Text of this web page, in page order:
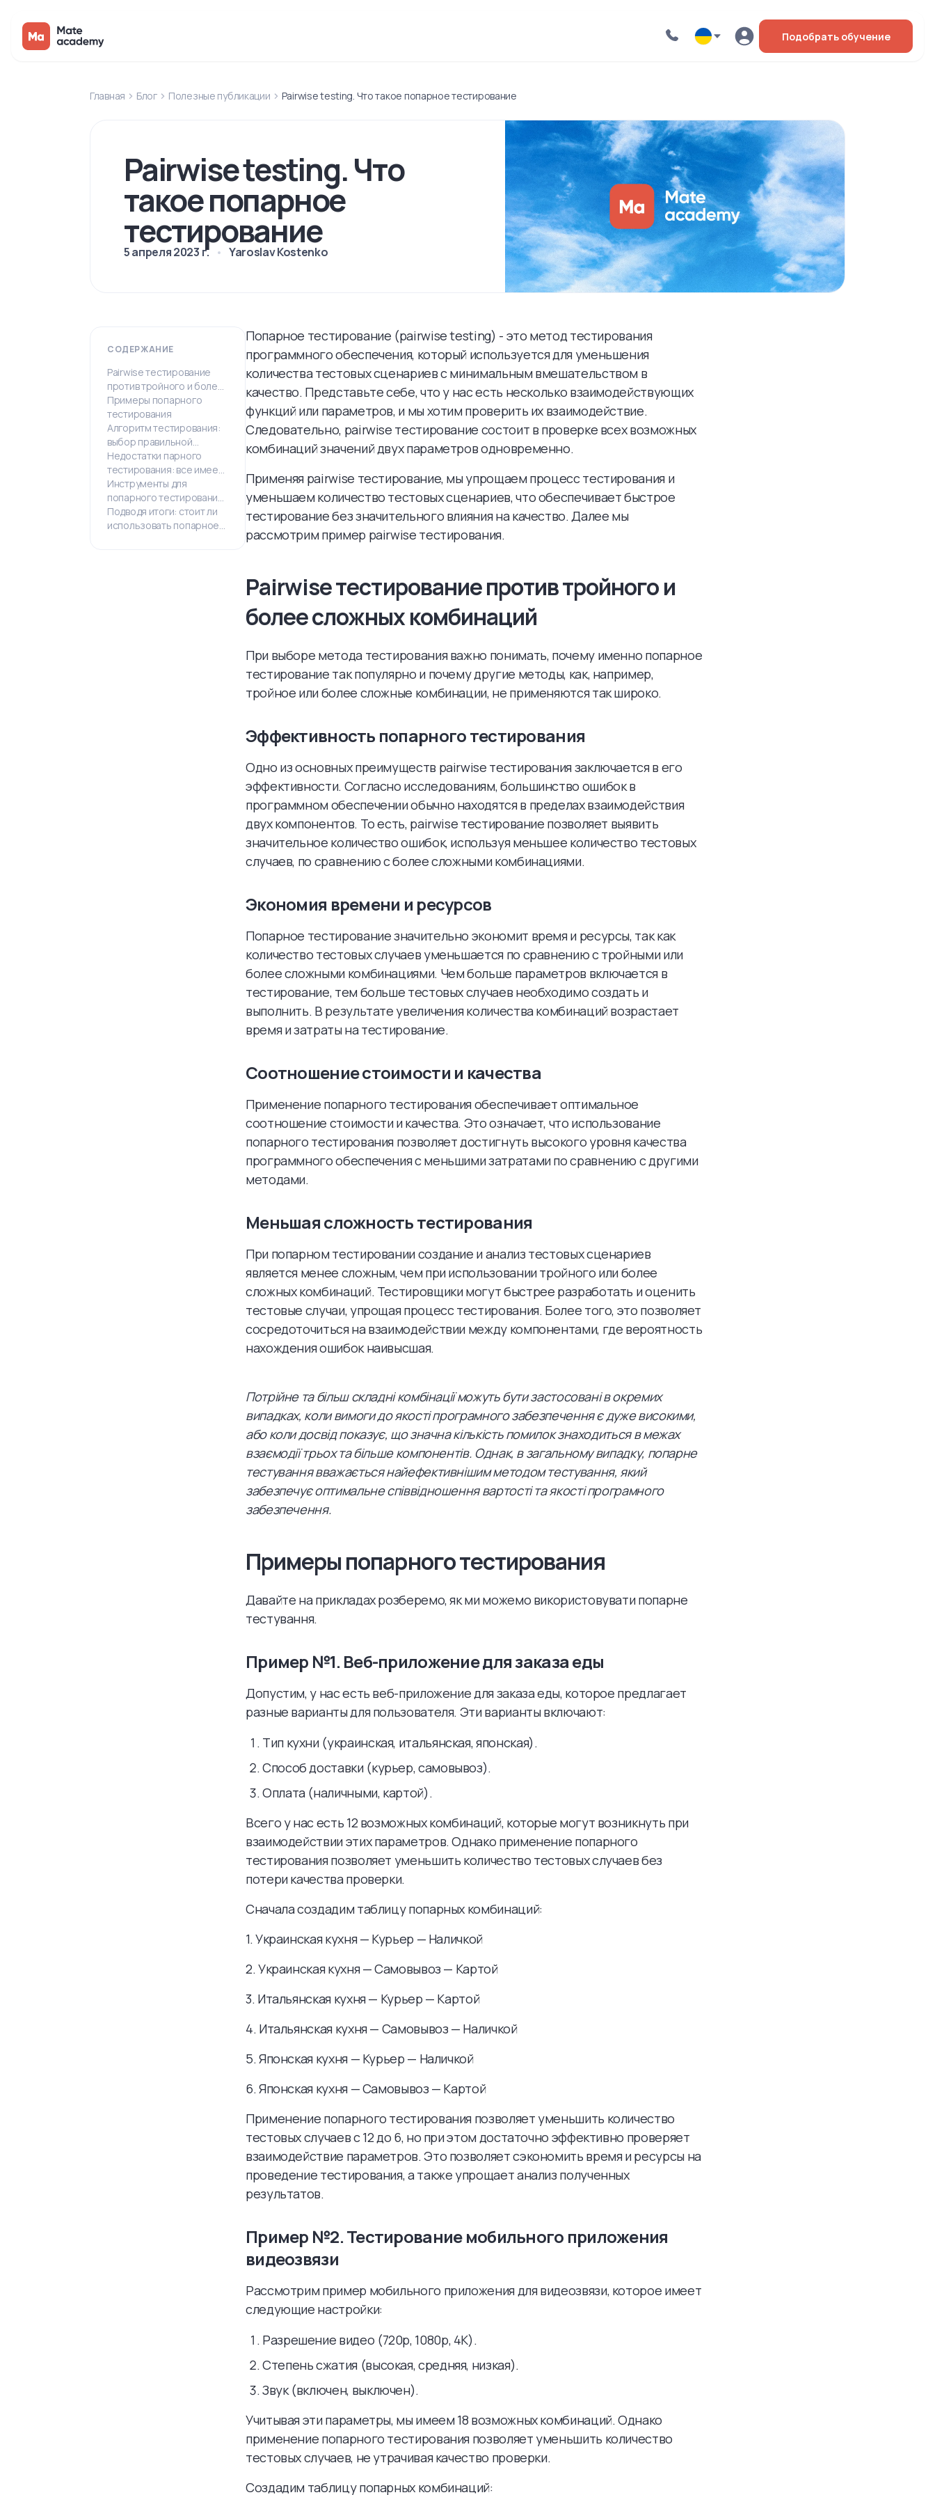
Подобрать обучение
Главная Блог Полезные публикации Pairwise testing. Что такое попарное тестирование
Pairwise testing. Что
такое попарное
тестирование
5 апреля 2023 г. Yaroslav Kostenko
СОДЕРЖАНИЕ
Pairwise тестирование
против тройного и более
сложных комбинаций
Примеры попарного
тестирования
Алгоритм тестирования:
выбор правильной
стратегии
Недостатки парного
тестирования: все имеет
свою цену
Инструменты для
попарного тестирования:
выбираем лучшее
Подводя итоги: стоит ли
использовать попарное
Попарное тестирование (pairwise testing) - это метод тестирования
программного обеспечения, который используется для уменьшения
количества тестовых сценариев с минимальным вмешательством в
качество. Представьте себе, что у нас есть несколько взаимодействующих
функций или параметров, и мы хотим проверить их взаимодействие.
Следовательно, pairwise тестирование состоит в проверке всех возможных
комбинаций значений двух параметров одновременно.
Применяя pairwise тестирование, мы упрощаем процесс тестирования и
уменьшаем количество тестовых сценариев, что обеспечивает быстрое
тестирование без значительного влияния на качество. Далее мы
рассмотрим пример pairwise тестирования.
Pairwise тестирование против тройного и
более сложных комбинаций
При выборе метода тестирования важно понимать, почему именно попарное
тестирование так популярно и почему другие методы, как, например,
тройное или более сложные комбинации, не применяются так широко.
Эффективность попарного тестирования
Одно из основных преимуществ pairwise тестирования заключается в его
эффективности. Согласно исследованиям, большинство ошибок в
программном обеспечении обычно находятся в пределах взаимодействия
двух компонентов. То есть, pairwise тестирование позволяет выявить
значительное количество ошибок, используя меньшее количество тестовых
случаев, по сравнению с более сложными комбинациями.
Экономия времени и ресурсов
Попарное тестирование значительно экономит время и ресурсы, так как
количество тестовых случаев уменьшается по сравнению с тройными или
более сложными комбинациями. Чем больше параметров включается в
тестирование, тем больше тестовых случаев необходимо создать и
выполнить. В результате увеличения количества комбинаций возрастает
время и затраты на тестирование.
Соотношение стоимости и качества
Применение попарного тестирования обеспечивает оптимальное
соотношение стоимости и качества. Это означает, что использование
попарного тестирования позволяет достигнуть высокого уровня качества
программного обеспечения с меньшими затратами по сравнению с другими
методами.
Меньшая сложность тестирования
При попарном тестировании создание и анализ тестовых сценариев
является менее сложным, чем при использовании тройного или более
сложных комбинаций. Тестировщики могут быстрее разработать и оценить
тестовые случаи, упрощая процесс тестирования. Более того, это позволяет
сосредоточиться на взаимодействии между компонентами, где вероятность
нахождения ошибок наивысшая.
Потрійне та більш складні комбінації можуть бути застосовані в окремих
випадках, коли вимоги до якості програмного забезпечення є дуже високими,
або коли досвід показує, що значна кількість помилок знаходиться в межах
взаємодії трьох та більше компонентів. Однак, в загальному випадку, попарне
тестування вважається найефективнішим методом тестування, який
забезпечує оптимальне співвідношення вартості та якості програмного
забезпечення.
Примеры попарного тестирования
Давайте на прикладах розберемо, як ми можемо використовувати попарне
тестування.
Пример №1. Веб-приложение для заказа еды
Допустим, у нас есть веб-приложение для заказа еды, которое предлагает
разные варианты для пользователя. Эти варианты включают:
Тип кухни (украинская, итальянская, японская).
Способ доставки (курьер, самовывоз).
Оплата (наличными, картой).
Всего у нас есть 12 возможных комбинаций, которые могут возникнуть при
взаимодействии этих параметров. Однако применение попарного
тестирования позволяет уменьшить количество тестовых случаев без
потери качества проверки.
Сначала создадим таблицу попарных комбинаций:
1. Украинская кухня — Курьер — Наличкой
2. Украинская кухня — Самовывоз — Картой
3. Итальянская кухня — Курьер — Картой
4. Итальянская кухня — Самовывоз — Наличкой
5. Японская кухня — Курьер — Наличкой
6. Японская кухня — Самовывоз — Картой
Применение попарного тестирования позволяет уменьшить количество
тестовых случаев с 12 до 6, но при этом достаточно эффективно проверяет
взаимодействие параметров. Это позволяет сэкономить время и ресурсы на
проведение тестирования, а также упрощает анализ полученных
результатов.
Пример №2. Тестирование мобильного приложения
видеозвязи
Рассмотрим пример мобильного приложения для видеозвязи, которое имеет
следующие настройки:
Разрешение видео (720p, 1080p, 4K).
Степень сжатия (высокая, средняя, низкая).
Звук (включен, выключен).
Учитывая эти параметры, мы имеем 18 возможных комбинаций. Однако
применение попарного тестирования позволяет уменьшить количество
тестовых случаев, не утрачивая качество проверки.
Создадим таблицу попарных комбинаций: